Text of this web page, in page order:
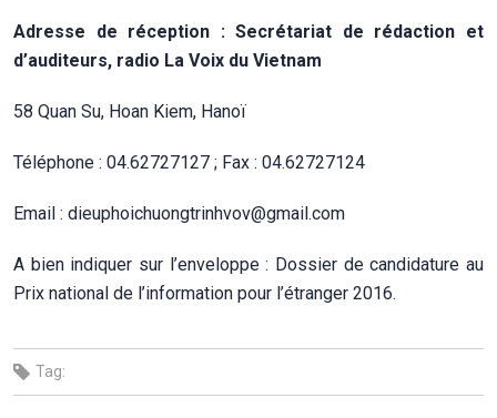
Adresse de réception : Secrétariat de rédaction et
d’auditeurs, radio La Voix du Vietnam
58 Quan Su, Hoan Kiem, Hanoï
Téléphone : 04.62727127 ; Fax : 04.62727124
Email : dieuphoichuongtrinhvov@gmail.com
A bien indiquer sur l’enveloppe : Dossier de candidature au
Prix national de l’information pour l’étranger 2016.
Tag: